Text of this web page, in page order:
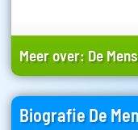
Meer over: De Mens
Biografie De